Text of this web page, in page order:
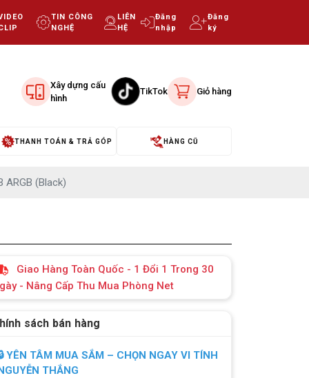
TIN CÔNG
NGHỆ
LIÊN
HỆ
Đăng
nhập
Đăng
ký
Xây dựng cấu
hình
TikTok Giỏ hàng
THANH TOÁN & TRẢ GÓP HÀNG CŨ
ARGB (Black)
Giao Hàng Toàn Quốc - 1 Đổi 1 Trong 30
- Nâng Cấp Thu Mua Phòng Net
sách bán hàng
YÊN TÂM MUA SẮM – CHỌN NGAY VI TÍNH
THẮNG